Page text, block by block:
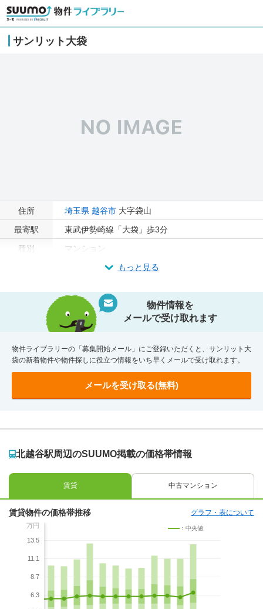
サンリット大袋
住所 埼玉県 越谷市 大字袋山
最寄駅
東武伊勢崎線「大袋」歩3分
種別
マンション
もっと見る
物件情報を
メールで受け取れます
物件ライブラリーの「募集開始メール」にご登録いただくと、サンリット大
袋の新着物件や物件探しに役立つ情報をいち早くメールで受け取れます。
メールを受け取る(無料)
北越谷駅周辺のSUUMO掲載の価格帯情報
賃貸 中古マンション
賃貸物件の価格帯推移 グラフ・表について
万円
13.5
11.1
8.7
6.3
：中央値